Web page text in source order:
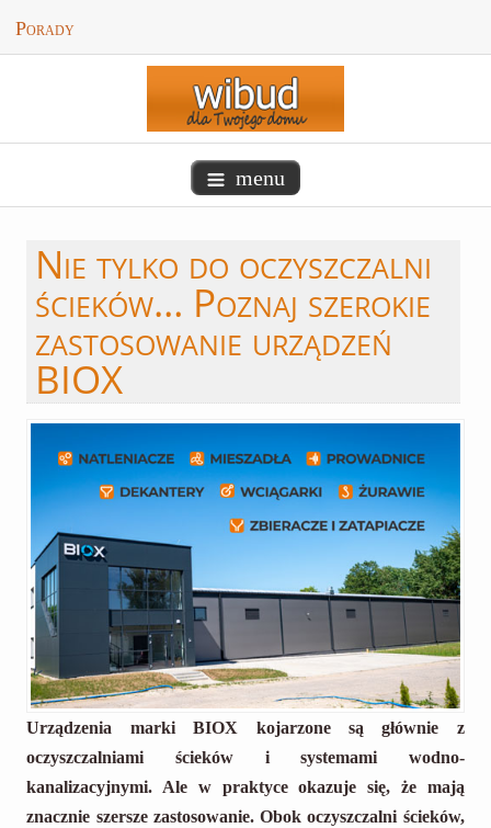
Porady
menu
Nie tylko do oczyszczalni
ścieków… Poznaj szerokie
zastosowanie urządzeń
BIOX
Urządzenia marki BIOX kojarzone są głównie z
oczyszczalniami ścieków i systemami wodno-
kanalizacyjnymi. Ale w praktyce okazuje się, że mają
znacznie szersze zastosowanie. Obok oczyszczalni ścieków,